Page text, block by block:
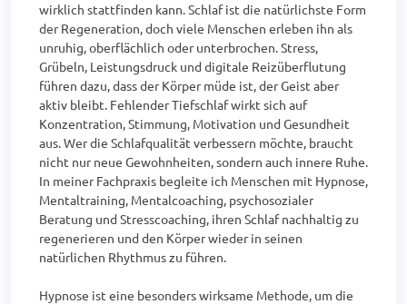
wirklich stattfinden kann. Schlaf ist die natürlichste Form
der Regeneration, doch viele Menschen erleben ihn als
unruhig, oberflächlich oder unterbrochen. Stress,
Grübeln, Leistungsdruck und digitale Reizüberflutung
führen dazu, dass der Körper müde ist, der Geist aber
aktiv bleibt. Fehlender Tiefschlaf wirkt sich auf
Konzentration, Stimmung, Motivation und Gesundheit
aus. Wer die Schlafqualität verbessern möchte, braucht
nicht nur neue Gewohnheiten, sondern auch innere Ruhe.
In meiner Fachpraxis begleite ich Menschen mit Hypnose,
Mentaltraining, Mentalcoaching, psychosozialer
Beratung und Stresscoaching, ihren Schlaf nachhaltig zu
regenerieren und den Körper wieder in seinen
natürlichen Rhythmus zu führen.
Hypnose ist eine besonders wirksame Methode, um die